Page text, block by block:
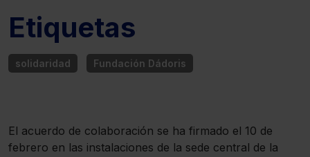
El acuerdo de colaboración se ha firmado el 10 de
febrero en las instalaciones de la sede central de la
Etiquetas
solidaridad Fundación Dádoris